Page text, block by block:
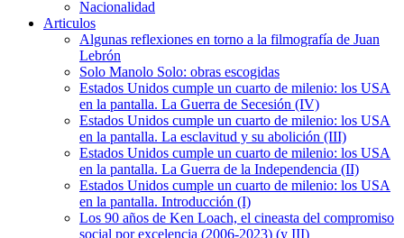
Nacionalidad
Articulos
Algunas reflexiones en torno a la filmografía de Juan
Lebrón
Solo Manolo Solo: obras escogidas
Estados Unidos cumple un cuarto de milenio: los USA
en la pantalla. La Guerra de Secesión (IV)
Estados Unidos cumple un cuarto de milenio: los USA
en la pantalla. La esclavitud y su abolición (III)
Estados Unidos cumple un cuarto de milenio: los USA
en la pantalla. La Guerra de la Independencia (II)
Estados Unidos cumple un cuarto de milenio: los USA
en la pantalla. Introducción (I)
Los 90 años de Ken Loach, el cineasta del compromiso
social por excelencia (2006-2023) (y III)